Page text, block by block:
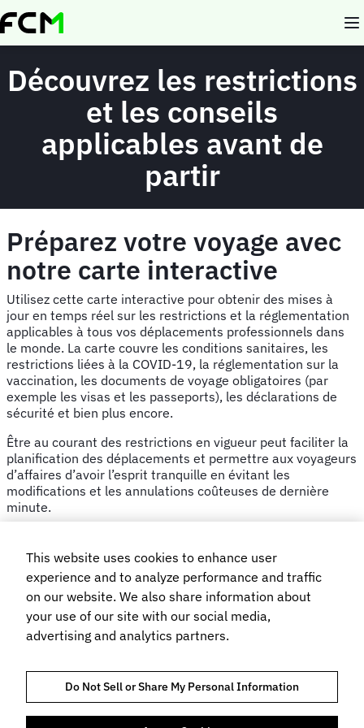
Aller
au
Découvrez les restrictions
et les conseils
applicables avant de
partir
Préparez votre voyage avec
notre carte interactive
Utilisez cette carte interactive pour obtenir des mises à
jour en temps réel sur les restrictions et la réglementation
applicables à tous vos déplacements professionnels dans
le monde. La carte couvre les conditions sanitaires, les
restrictions liées à la COVID-19, la réglementation sur la
vaccination, les documents de voyage obligatoires (par
exemple les visas et les passeports), les déclarations de
sécurité et bien plus encore.
Être au courant des restrictions en vigueur peut faciliter la
planification des déplacements et permettre aux voyageurs
d’affaires d’avoir l’esprit tranquille en évitant les
modifications et les annulations coûteuses de dernière
minute.
L’information est fournie à titre indicatif et est susceptible
de changer fréquemment. Consultez toujours les sites Web
officiels et les documents des transporteurs aériens avant
de réserver et de partir. Pour en savoir plus, consultez nos
conditions d’utilisation.
This website uses cookies to enhance user
experience and to analyze performance and traffic
on our website. We also share information about
your use of our site with our social media,
advertising and analytics partners.
Do Not Sell or Share My Personal Information